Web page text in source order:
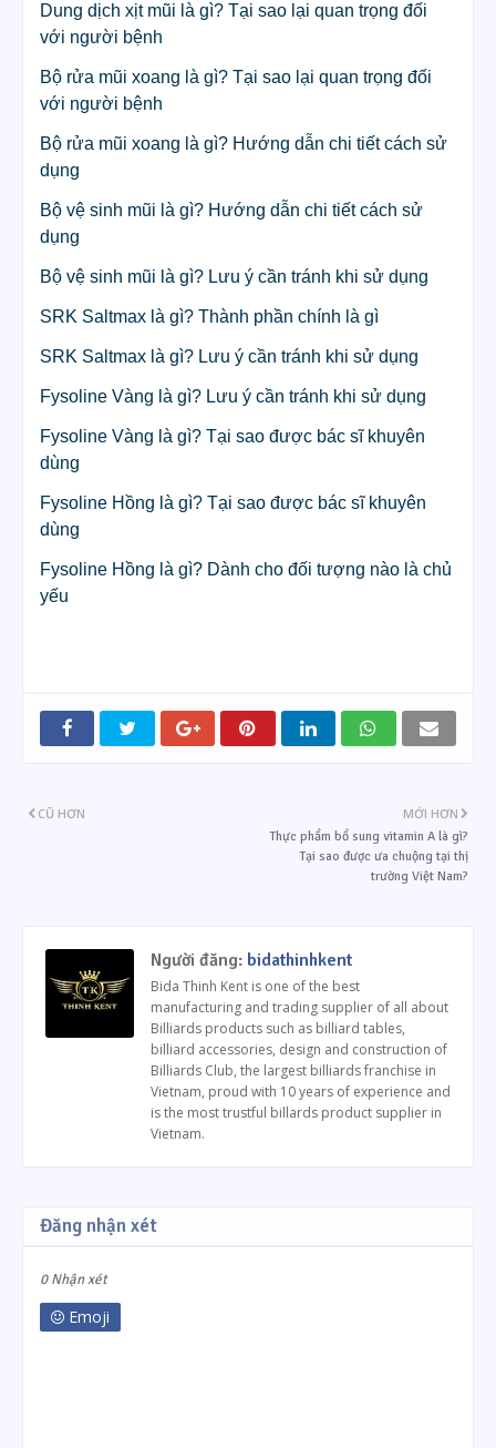
Dung dịch xịt mũi là gì? Tại sao lại quan trọng đối
với người bệnh
Bộ rửa mũi xoang là gì? Tại sao lại quan trọng đối
với người bệnh
Bộ rửa mũi xoang là gì? Hướng dẫn chi tiết cách sử
dụng
Bộ vệ sinh mũi là gì? Hướng dẫn chi tiết cách sử
dụng
Bộ vệ sinh mũi là gì? Lưu ý cần tránh khi sử dụng
SRK Saltmax là gì? Thành phần chính là gì
SRK Saltmax là gì? Lưu ý cần tránh khi sử dụng
Fysoline Vàng là gì? Lưu ý cần tránh khi sử dụng
Fysoline Vàng là gì? Tại sao được bác sĩ khuyên
dùng
Fysoline Hồng là gì? Tại sao được bác sĩ khuyên
dùng
Fysoline Hồng là gì? Dành cho đối tượng nào là chủ
yếu
MỚI HƠN
Thực phẩm bổ sung vitamin A là gì?
Tại sao được ưa chuộng tại thị
trường Việt Nam?
CŨ HƠN
Người đăng: bidathinhkent
Bida Thinh Kent is one of the best
manufacturing and trading supplier of all about
Billiards products such as billiard tables,
billiard accessories, design and construction of
Billiards Club, the largest billiards franchise in
Vietnam, proud with 10 years of experience and
is the most trustful billards product supplier in
Vietnam.
Đăng nhận xét
0 Nhận xét
Emoji